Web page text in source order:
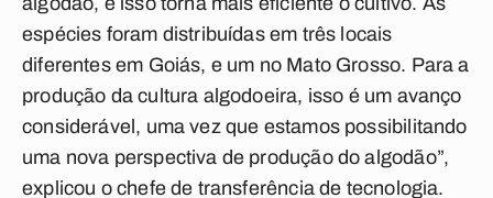
espécies foram distribuídas em três locais
diferentes em Goiás, e um no Mato Grosso. Para a
produção da cultura algodoeira, isso é um avanço
considerável, uma vez que estamos possibilitando
uma nova perspectiva de produção do algodão”,
explicou o chefe de transferência de tecnologia.